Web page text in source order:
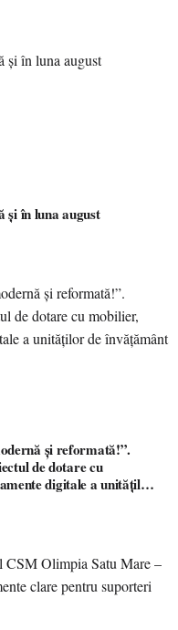
și în luna august
și reformată!”.
de dotare cu
digitale a unităților